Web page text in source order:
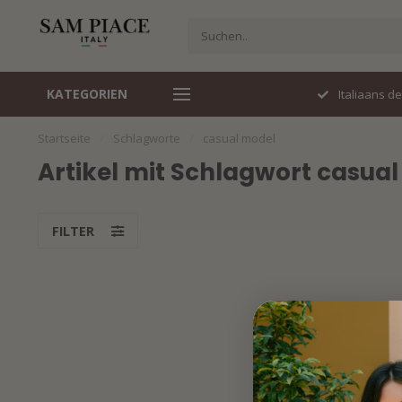
KATEGORIEN
Perfecte pasvorm Italiaans
Startseite Schlagworte casual model
Artikel mit Schlagwort
FILTER